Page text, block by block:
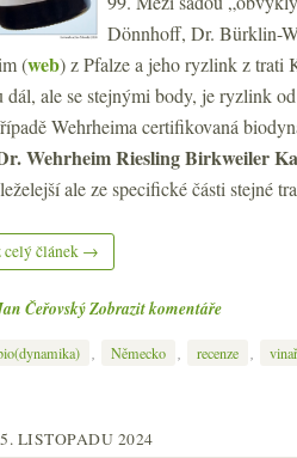
Dönnhoff, Dr. Bürklin-
(web) z Pfalze a jeho ryzlink z trati
dál, ale se stejnými body, je ryzlink
Wehrheima certifikovaná
Wehrheim Riesling Birkweiler
ale ze specifické části stejné
celý článek →
ČeřovskýZobrazit komentáře
, Německo , recenze ,
LISTOPADU 2024